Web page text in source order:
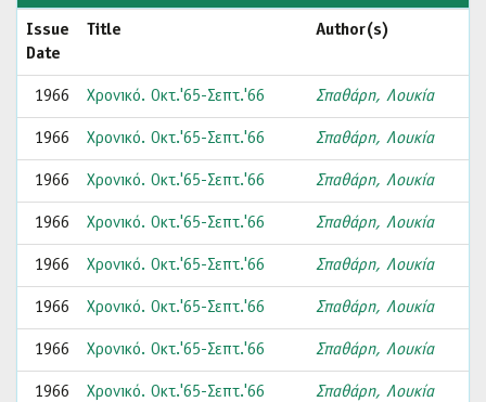
Issue
Date
Title Author(s)
1966 Χρονικό. Οκτ.'65-Σεπτ.'66 Σπαθάρη, Λουκία
1966 Χρονικό. Οκτ.'65-Σεπτ.'66 Σπαθάρη, Λουκία
1966 Χρονικό. Οκτ.'65-Σεπτ.'66 Σπαθάρη, Λουκία
1966 Χρονικό. Οκτ.'65-Σεπτ.'66 Σπαθάρη, Λουκία
1966 Χρονικό. Οκτ.'65-Σεπτ.'66 Σπαθάρη, Λουκία
1966 Χρονικό. Οκτ.'65-Σεπτ.'66 Σπαθάρη, Λουκία
1966 Χρονικό. Οκτ.'65-Σεπτ.'66 Σπαθάρη, Λουκία
1966 Χρονικό. Οκτ.'65-Σεπτ.'66 Σπαθάρη, Λουκία